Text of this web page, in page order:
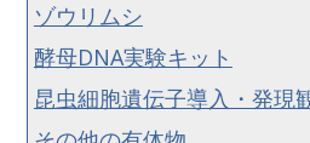
ゾウリムシ
酵母DNA実験キット
昆虫細胞遺伝子導入・発現